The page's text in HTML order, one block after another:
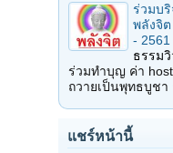
ร่วมบริ
พลังจิต
-
ธรรม
ร่วมทำบุญ ค่า
ถวายเป็นพุทธบูช
แชร์หน้านี้